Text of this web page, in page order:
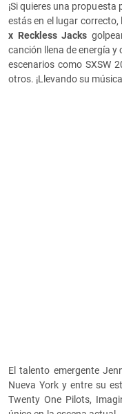
¡Si quieres una
estás en el lugar
x Reckless Jacks
canción llena de energía
escenarios como SXSW
otros. ¡Llevando su
El talento emergente
Nueva York y entre su
Twenty One Pilots,